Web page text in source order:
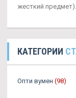
жесткий предмет).
КАТЕГОРИИ
Опти вумен (98)